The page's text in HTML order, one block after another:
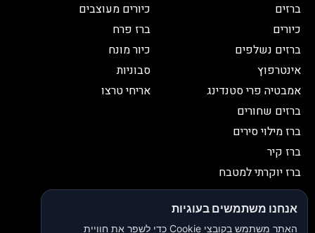
ברזים
כיורים
ברזים נשלפים
אינטרפוץ
אמבטיה פרי סטנדינג
ברזים שחורים
ברז מילוי סירים
ברז קיר
ברז יוקרתי למטבח
כיורים מעוצבים
ברז פרח
כיור מונח
סבוניות
אריחי טרצו
יצירת קשר
03-9335335
052-2653038
אנחנו משתמשים בעוגיות
האתר משתמש בקובצי Cookie כדי לשפר את חוויית